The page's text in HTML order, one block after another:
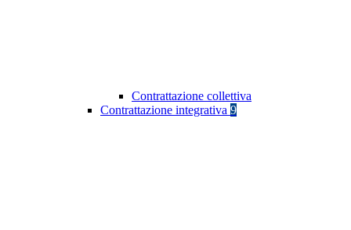
Contrattazione collettiva
Contrattazione integrativa 9